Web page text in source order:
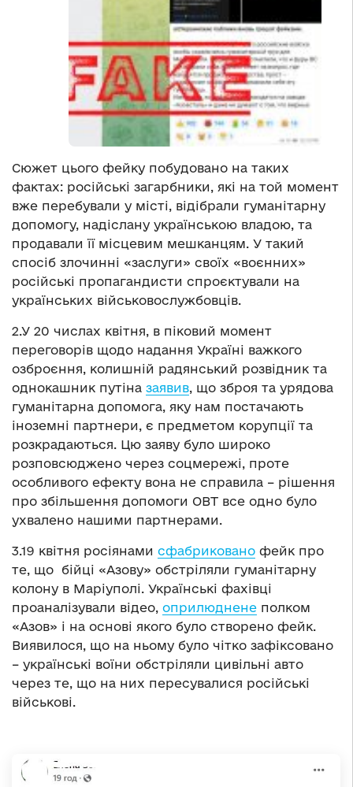
Сюжет цього фейку побудовано на таких
фактах: російські загарбники, які на той момент
вже перебували у місті, відібрали гуманітарну
допомогу, надіслану українською владою, та
продавали її місцевим мешканцям. У такий
спосіб злочинні «заслуги» своїх «воєнних»
російські пропагандисти спроєктували на
українських військовослужбовців.
2.У 20 числах квітня, в піковий момент
переговорів щодо надання Україні важкого
озброєння, колишній радянський розвідник та
однокашник путіна заявив, що зброя та урядова
гуманітарна допомога, яку нам постачають
іноземні партнери, є предметом корупції та
розкрадаються. Цю заяву було широко
розповсюджено через соцмережі, проте
особливого ефекту вона не справила – рішення
про збільшення допомоги ОВТ все одно було
ухвалено нашими партнерами.
3.19 квітня росіянами сфабриковано фейк про
те, що бійці «Азову» обстріляли гуманітарну
колону в Маріуполі. Українські фахівці
проаналізували відео, оприлюднене полком
«Азов» і на основі якого було створено фейк.
Виявилося, що на ньому було чітко зафіксовано
– українські воїни обстріляли цивільні авто
через те, що на них пересувалися російські
військові.